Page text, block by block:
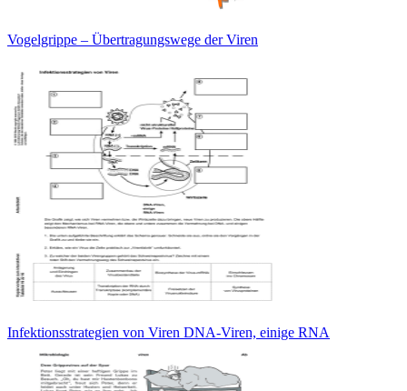
Vogelgrippe – Übertragungswege der Viren
Infektionsstrategien von Viren DNA-Viren, einige RNA